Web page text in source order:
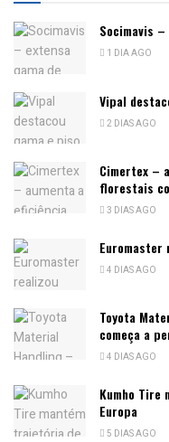
Socimavis
1 DIA AGO
Vipal
2 DIAS AGO
Cimertex –
florestais
3 DIAS AGO
Euromaster
4 DIAS AGO
Toyota
começa a
4 DIAS AGO
Kumho Tire
Europa
5 DIAS AGO